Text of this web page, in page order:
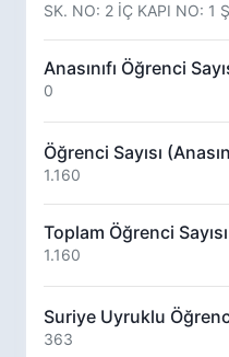
SK. NO: 2 İÇ KAPI NO: 1
Anasınıfı Öğrenci
0
Öğrenci Sayısı
1.160
Toplam Öğrenci Sayısı
1.160
Suriye Uyruklu
363